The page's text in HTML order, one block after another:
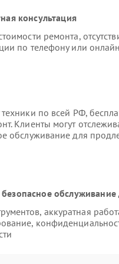
консультация
ремонта,
по телефону или
по всей РФ,
Клиенты могут
обслуживание для
аккуратная